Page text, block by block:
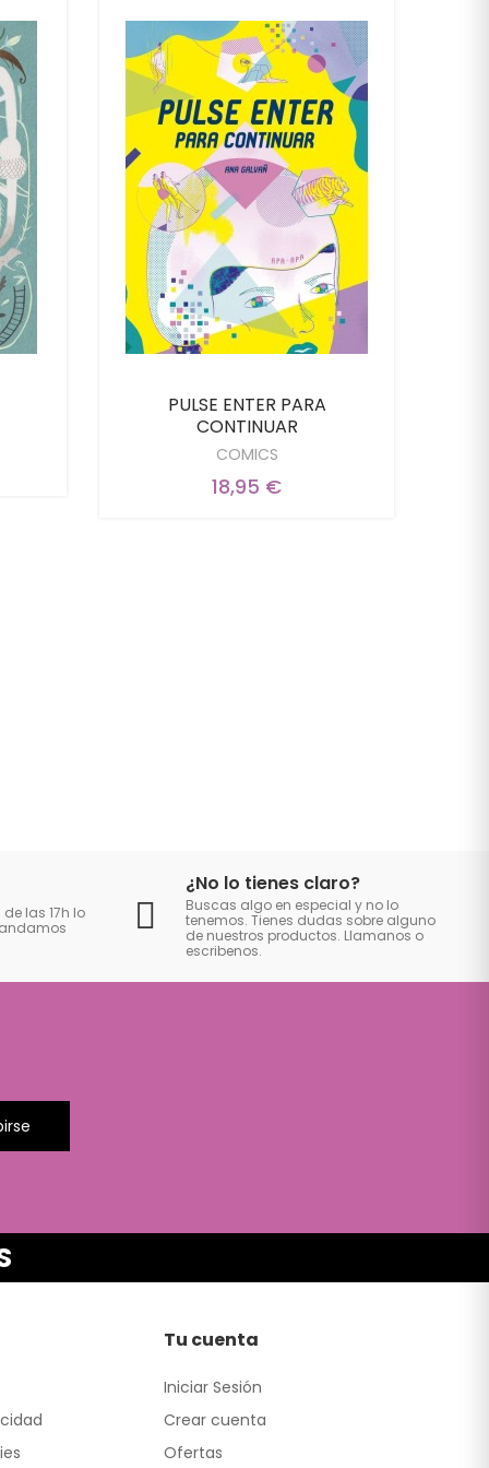
PULSE ENTER PARA
CONTINUAR
COMICS
18,95 €
las 17h lo
¿No lo tienes claro?
Buscas algo en especial y no lo
tenemos. Tienes dudas sobre alguno
de nuestros productos. Llamanos o
escribenos.
Tu cuenta
Iniciar Sesión
Crear cuenta
Ofertas